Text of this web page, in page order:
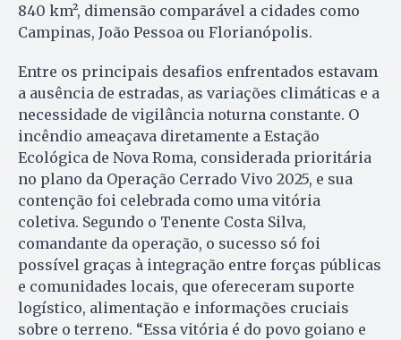
840 km², dimensão comparável a cidades como
Campinas, João Pessoa ou Florianópolis.
Entre os principais desafios enfrentados estavam
a ausência de estradas, as variações climáticas e a
necessidade de vigilância noturna constante. O
incêndio ameaçava diretamente a Estação
Ecológica de Nova Roma, considerada prioritária
no plano da Operação Cerrado Vivo 2025, e sua
contenção foi celebrada como uma vitória
coletiva. Segundo o Tenente Costa Silva,
comandante da operação, o sucesso só foi
possível graças à integração entre forças públicas
e comunidades locais, que ofereceram suporte
logístico, alimentação e informações cruciais
sobre o terreno. “Essa vitória é do povo goiano e